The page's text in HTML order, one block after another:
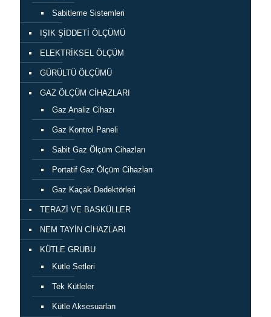
Sabitleme Sistemleri
IŞIK ŞİDDETİ ÖLÇÜMÜ
ELEKTRİKSEL ÖLÇÜM
GÜRÜLTÜ ÖLÇÜMÜ
GAZ ÖLÇÜM CİHAZLARI
Gaz Analiz Cihazı
Gaz Kontrol Paneli
Sabit Gaz Ölçüm Cihazları
Portatif Gaz Ölçüm Cihazları
Gaz Kaçak Dedektörleri
TERAZİ VE BASKÜLLER
NEM TAYİN CİHAZLARI
KÜTLE GRUBU
Kütle Setleri
Tek Kütleler
Kütle Aksesuarları